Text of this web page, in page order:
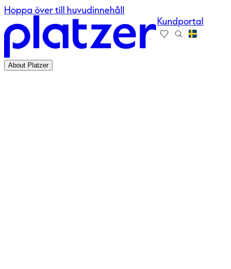
Hoppa över till huvudinnehåll
About Platzer
Kundportal